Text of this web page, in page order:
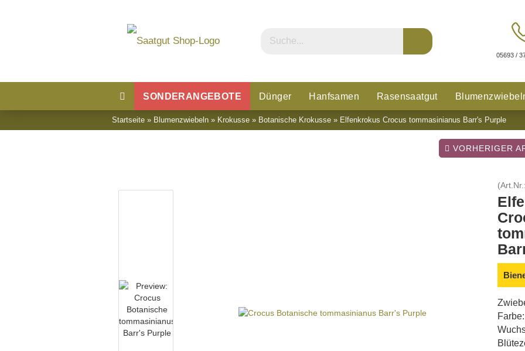
05693 /
SONDERANGEBOTE Dünger Hanfsamen Rasensaatgut
Blumensaatgut Blumenwiesen Glücksklee
Startseite » Blumenzwiebeln » Krokusse » Botanische Krokusse » Elfenkrokus Crocus tommasinianus Barr's Purple
VORHERIGER